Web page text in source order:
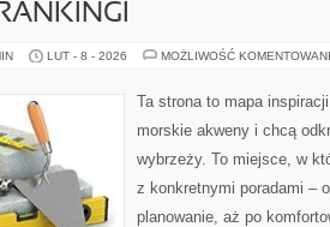
LUT - 8 - 2026 MOŻLIWOŚĆ
Ta strona to mapa
morskie akweny i chcą
wybrzeży. To miejsce, w
z konkretnymi poradami –
planowanie, aż po